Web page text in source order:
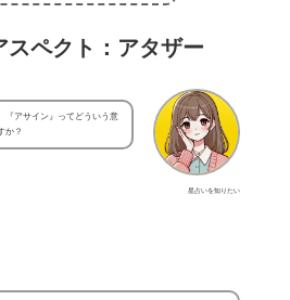
スペクト：アタザー
星占いを知りたい
『アサイン』ってどういう意
か？